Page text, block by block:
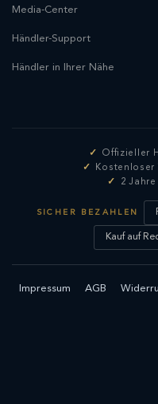
Media-Center
Händler-Support
Händler in Ihrer Nähe
Offizieller
Kostenloser
2
SICHER BEZAHLEN
Kauf auf
Impressum AGB